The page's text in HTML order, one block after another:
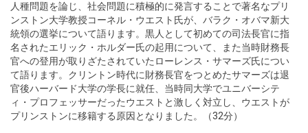
人種問題を論じ、社会問題に積極的に発言することで著名なプリ
ンストン大学教授コーネル・ウエスト氏が、バラク・オバマ新大
統領の選挙について語ります。黒人として初めての司法長官に指
名されたエリック・ホルダー氏の起用について、また当時財務長
官への登用が取りざたされていたローレンス・サマーズ氏につい
て語ります。クリントン時代に財務長官をつとめたサマーズは退
官後ハーバード大学の学長に就任、当時同大学でユニバーシテ
ィ・プロフェッサーだったウエストと激しく対立し、ウエストが
プリンストンに移籍する原因となりました。（32分）